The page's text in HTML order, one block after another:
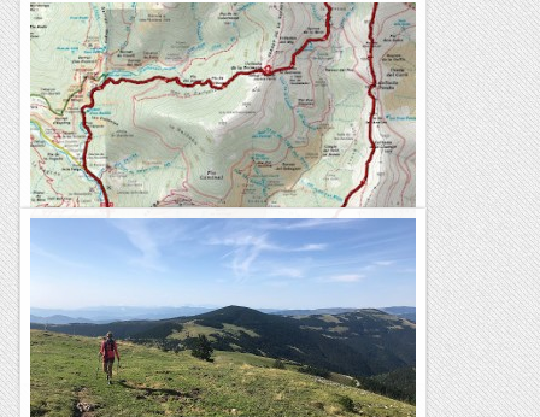
Setcases - Costabona - Setcases
Dimecres 15 setembre 2021 Setcases, GR-11, Collada Fonda,
Obaga de Carboners, Riera de Carboner,...
Esqui Montseny